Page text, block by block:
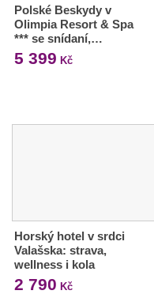
Polské Beskydy v
Olimpia Resort & Spa
*** se snídaní,…
5 399 Kč
Horský hotel v srdci
Valašska: strava,
wellness i kola
2 790 Kč